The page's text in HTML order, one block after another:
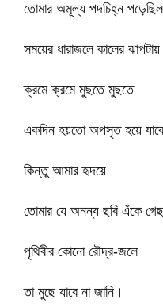
তোমার অমূল্য পদচিহ্ন
সময়ের ধারাজলে কালের ঝাপটায়
ক্রমে ক্রমে মুছতে মুছতে
একদিন হয়তো অপসৃত হয়ে
কিন্তু আমার হৃদয়ে
তোমার যে অনন্য ছবি এঁকে গেছ
পৃথিবীর কোনো রৌদ্র-জলে
তা মুছে যাবে না জানি।